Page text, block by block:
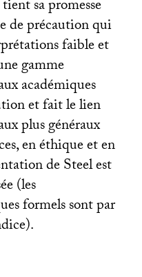
sa promesse
de précaution qui
faible et
gamme
académiques
et fait le lien
plus généraux
en éthique et en
de Steel est
(les
formels sont par